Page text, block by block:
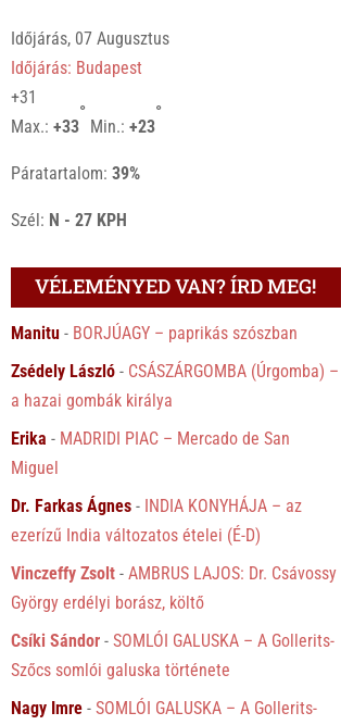
Időjárás, 07 Augusztus
Időjárás: Budapest
+31
Max.:+33
°
Min.:+23
°
Páratartalom:39%
Szél: N - 27 KPH
VÉLEMÉNYED VAN? ÍRD MEG!
Manitu - BORJÚAGY – paprikás szószban
Zsédely László - CSÁSZÁRGOMBA (Úrgomba) –
a hazai gombák királya
Erika - MADRIDI PIAC – Mercado de San
Miguel
Dr. Farkas Ágnes - INDIA KONYHÁJA – az
ezerízű India változatos ételei (É-D)
Vinczeffy Zsolt -AMBRUS LAJOS: Dr. Csávossy
György erdélyi borász, költő
Csíki Sándor -SOMLÓI GALUSKA – A Gollerits-
Szőcs somlói galuska története
Nagy Imre -SOMLÓI GALUSKA – A Gollerits-